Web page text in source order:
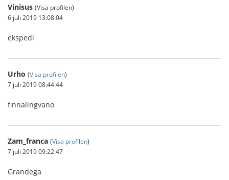
Vinisus (Visa profilen)
6 juli 2019 13:08:04
ekspedi
Urho (Visa profilen)
7 juli 2019 08:44:44
finnalingvano
Zam_franca (Visa profilen)
7 juli 2019 09:22:47
Grandega